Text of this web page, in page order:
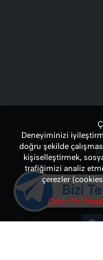
Deneyiminizi
doğru şekilde
kişiselleştirmek,
trafiğimizi analiz
çerezler
Çerez Politikası
Bizi